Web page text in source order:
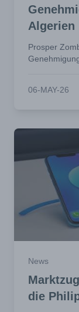
Algerien
Prosper
06-MAY-26
News
die